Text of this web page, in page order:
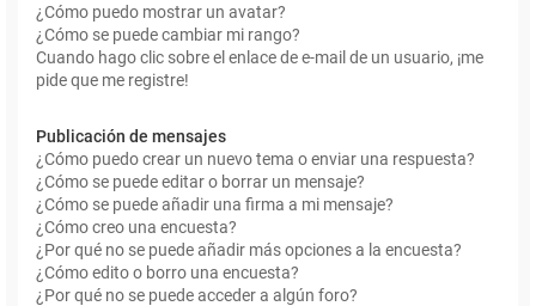
¿Cómo puedo mostrar un avatar?
¿Cómo se puede cambiar mi rango?
Cuando hago clic sobre el enlace de e-mail de un usuario, ¡me
pide que me registre!
Publicación de mensajes
¿Cómo puedo crear un nuevo tema o enviar una respuesta?
¿Cómo se puede editar o borrar un mensaje?
¿Cómo se puede añadir una firma a mi mensaje?
¿Cómo creo una encuesta?
¿Por qué no se puede añadir más opciones a la encuesta?
¿Cómo edito o borro una encuesta?
¿Por qué no se puede acceder a algún foro?